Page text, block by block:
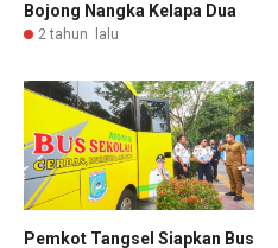
Bojong Nangka Kelapa Dua
2 tahun lalu
Pemkot Tangsel Siapkan Bus